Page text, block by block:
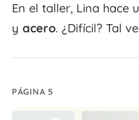
En el taller, Lina hace
y acero. ¿Difícil? Tal
PÁGINA 5